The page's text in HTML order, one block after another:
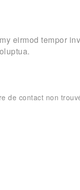
eirmod tempor
de contact non